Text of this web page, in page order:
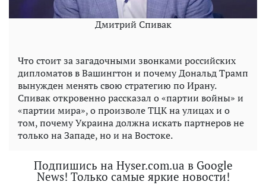
Дмитрий Спивак
Что стоит за загадочными звонками российских
дипломатов в Вашингтон и почему Дональд Трамп
вынужден менять свою стратегию по Ирану.
Спивак откровенно рассказал о «партии войны» и
«партии мира», о произволе ТЦК на улицах и о
том, почему Украина должна искать партнеров не
только на Западе, но и на Востоке.
Подпишись на Hyser.com.ua в Google
News! Только самые яркие новости!